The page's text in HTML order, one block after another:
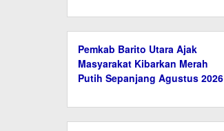
Pemkab Barito Utara Ajak
Masyarakat Kibarkan Merah
Putih Sepanjang Agustus 2026